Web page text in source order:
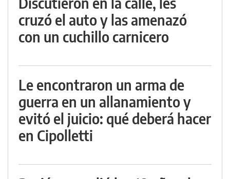
cruzó el auto y las amenazó
con un cuchillo carnicero
Le encontraron un arma de
guerra en un allanamiento y
evitó el juicio: qué deberá hacer
en Cipolletti